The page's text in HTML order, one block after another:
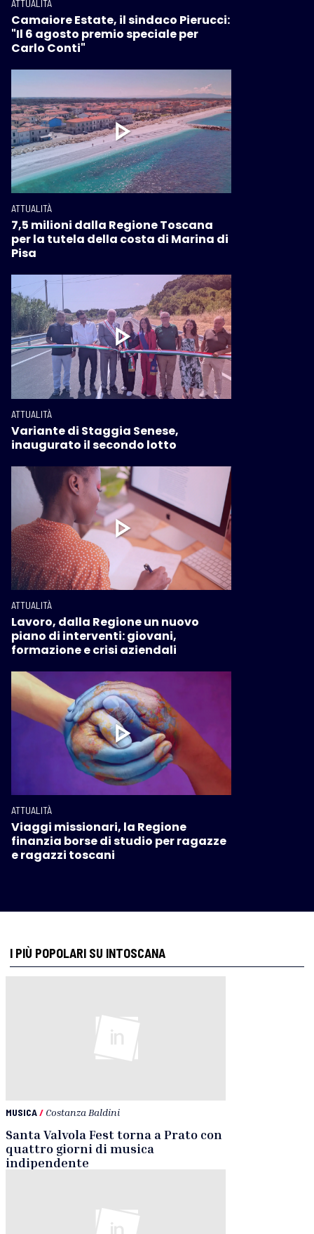
ATTUALITÀ
Camaiore Estate, il sindaco Pierucci:
"Il 6 agosto premio speciale per
Carlo Conti"
ATTUALITÀ
7,5 milioni dalla Regione Toscana
per la tutela della costa di Marina di
Pisa
ATTUALITÀ
Variante di Staggia Senese,
inaugurato il secondo lotto
ATTUALITÀ
Lavoro, dalla Regione un nuovo
piano di interventi: giovani,
formazione e crisi aziendali
ATTUALITÀ
Viaggi missionari, la Regione
finanzia borse di studio per ragazze
e ragazzi toscani
I PIÙ POPOLARI SU INTOSCANA
MUSICA/ Costanza Baldini
Santa Valvola Fest torna a Prato con
quattro giorni di musica
indipendente